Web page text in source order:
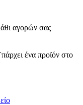
αγορών σας
ένα προϊόν στο